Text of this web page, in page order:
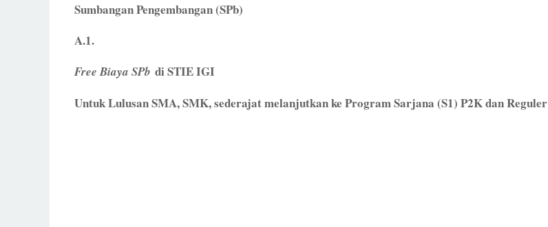
Sumbangan Pengembangan (SPb)
A.1.
Free Biaya SPb di STIE IGI
Untuk Lulusan SMA, SMK, sederajat melanjutkan ke Program Sarjana (S1) P2K dan Reguler